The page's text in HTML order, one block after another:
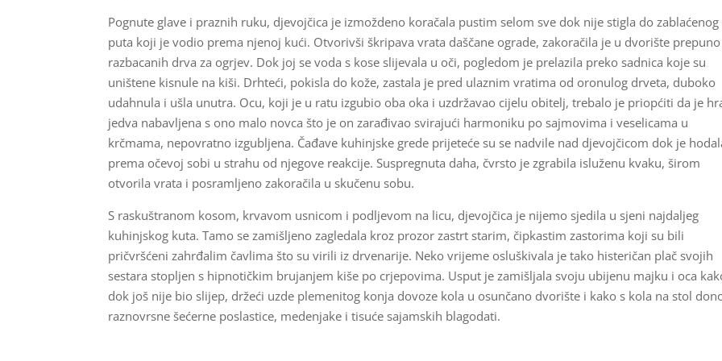
Pognute glave i praznih ruku, djevojčica je izmoždeno koračala pustim selom sve dok nije stigla do zablaćenog
puta koji je vodio prema njenoj kući. Otvorivši škripava vrata daščane ograde, zakoračila je u dvorište prepuno
razbacanih drva za ogrjev. Dok joj se voda s kose slijevala u oči, pogledom je prelazila preko sadnica koje su
uništene kisnule na kiši. Drhteći, pokisla do kože, zastala je pred ulaznim vratima od oronulog drveta, duboko
udahnula i ušla unutra. Ocu, koji je u ratu izgubio oba oka i uzdržavao cijelu obitelj, trebalo je priopćiti da je
jedva nabavljena s ono malo novca što je on zarađivao svirajući harmoniku po sajmovima i veselicama u
krčmama, nepovratno izgubljena. Čađave kuhinjske grede prijeteće su se nadvile nad djevojčicom dok je
prema očevoj sobi u strahu od njegove reakcije. Suspregnuta daha, čvrsto je zgrabila isluženu kvaku, širom
otvorila vrata i posramljeno zakoračila u skučenu sobu.
S raskuštranom kosom, krvavom usnicom i podljevom na licu, djevojčica je nijemo sjedila u sjeni najdaljeg
kuhinjskog kuta. Tamo se zamišljeno zagledala kroz prozor zastrt starim, čipkastim zastorima koji su bili
pričvršćeni zahrđalim čavlima što su virili iz drvenarije. Neko vrijeme osluškivala je tako histeričan plač svojih
sestara stopljen s hipnotičkim brujanjem kiše po crjepovima. Usput je zamišljala svoju ubijenu majku i oca
dok još nije bio slijep, držeći uzde plemenitog konja dovoze kola u osunčano dvorište i kako s kola na stol
raznovrsne šećerne poslastice, medenjake i tisuće sajamskih blagodati.